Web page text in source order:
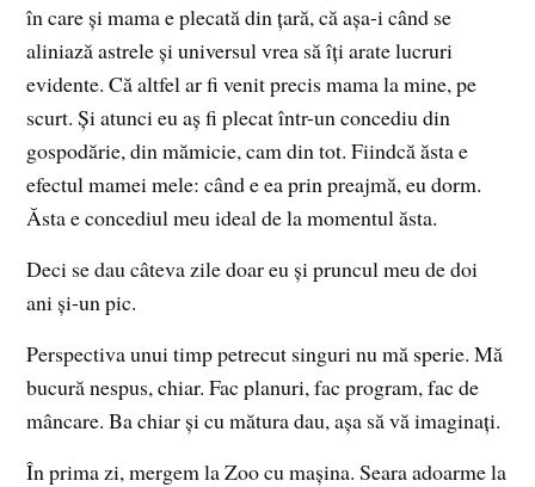
în care și mama e plecată din țară, că așa-i când se
aliniază astrele și universul vrea să îți arate lucruri
evidente. Că altfel ar fi venit precis mama la mine, pe
scurt. Și atunci eu aș fi plecat într-un concediu din
gospodărie, din mămicie, cam din tot. Fiindcă ăsta e
efectul mamei mele: când e ea prin preajmă, eu dorm.
Ăsta e concediul meu ideal de la momentul ăsta.
Deci se dau câteva zile doar eu și pruncul meu de doi
ani și-un pic.
Perspectiva unui timp petrecut singuri nu mă sperie. Mă
bucură nespus, chiar. Fac planuri, fac program, fac de
mâncare. Ba chiar și cu mătura dau, așa să vă imaginați.
În prima zi, mergem la Zoo cu mașina. Seara adoarme la